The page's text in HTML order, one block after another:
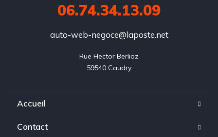
06.74.34.13.09
auto-web-negoce@laposte.net
Rue Hector Berlioz
59540 Caudry
Accueil
Contact